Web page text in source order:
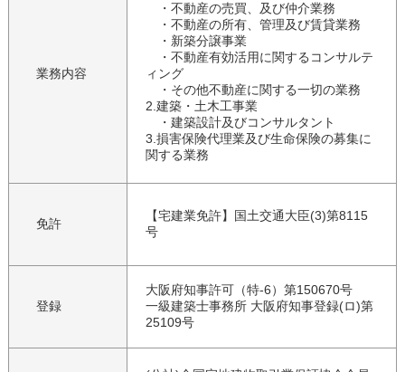
業務内容
・不動産の売買、及び仲介業務
・不動産の所有、管理及び賃貸業務
・新築分譲事業
・不動産有効活用に関するコンサルテ
ィング
・その他不動産に関する一切の業務
2.建築・土木工事業
・建築設計及びコンサルタント
3.損害保険代理業及び生命保険の募集に
関する業務
免許
【宅建業免許】国土交通大臣(3)第8115
号
登録
大阪府知事許可（特-6）第150670号
一級建築士事務所 大阪府知事登録(ロ)第
25109号